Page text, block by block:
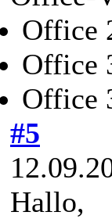
Office
Office
Office
#5
Hallo,